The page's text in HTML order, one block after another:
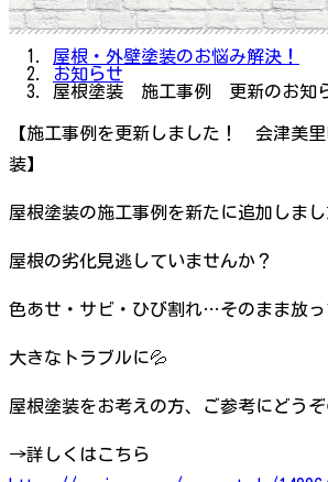
屋根・外壁塗装のお悩み解決！
お知らせ
屋根塗装 施工事例 更新のお知
【施工事例を更新しました！ 会津美
装】
屋根塗装の施工事例を新たに追加しまし
屋根の劣化見逃していませんか？
色あせ・サビ・ひび割れ…そのまま放っ
大きなトラブルに💦
屋根塗装をお考えの方、ご参考にどう
→詳しくはこちら